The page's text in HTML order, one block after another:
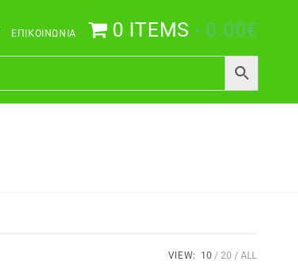
ΕΠΙΚΟΙΝΩΝΊΑ 0 ITEMS 0.00€
VIEW: 10 20 ALL